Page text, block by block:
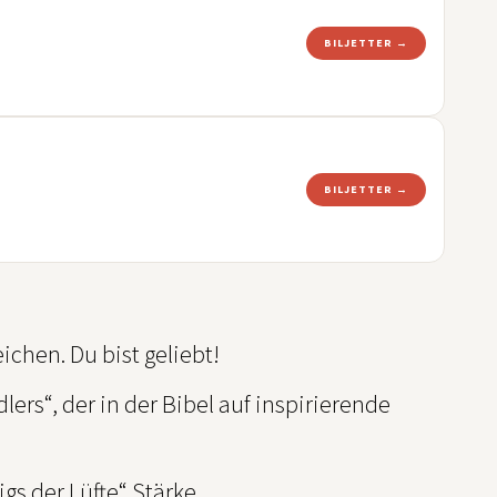
BILJETTER →
BILJETTER →
Du bist geliebt!
der in der Bibel auf inspirierende